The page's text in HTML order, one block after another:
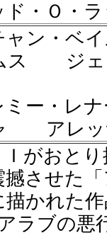
・Ｏ・ラ
ン・
ス ジ
レナ
アレッ
Ｉがおと
撼させた
描かれた
ラブの